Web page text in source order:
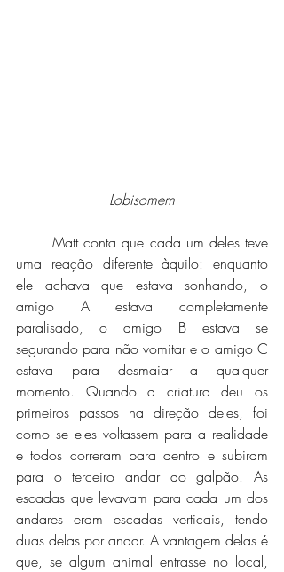
Lobisomem
	Matt conta que cada um deles teve
uma reação diferente àquilo: enquanto
ele achava que estava sonhando, o
amigo A estava completamente
paralisado, o amigo B estava se
segurando para não vomitar e o amigo C
estava para desmaiar a qualquer
momento. Quando a criatura deu os
primeiros passos na direção deles, foi
como se eles voltassem para a realidade
e todos correram para dentro e subiram
para o terceiro andar do galpão. As
escadas que levavam para cada um dos
andares eram escadas verticais, tendo
duas delas por andar. A vantagem delas é
que, se algum animal entrasse no local,